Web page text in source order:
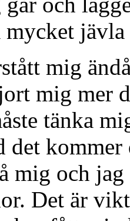
mycket jävla
mig
mig mer
tänka
det
mig och
Det är